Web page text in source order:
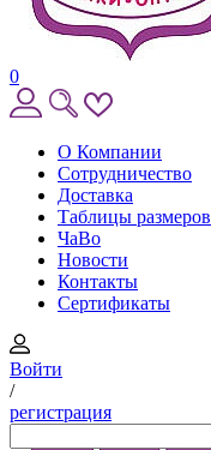
0
О Компании
Сотрудничество
Доставка
Таблицы размеров
ЧаВо
Новости
Контакты
Сертификаты
Войти
/
регистрация